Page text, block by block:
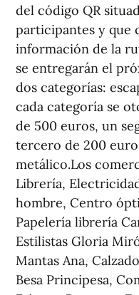
del código QR
participantes y que
información de la
se entregarán el
dos categorías:
cada categoría se
de 500 euros, un
tercero de 200
metálico.Los
Librería,
hombre, Centro
Papelería librería
Estilistas Gloria
Mantas Ana,
Besa Principesa,